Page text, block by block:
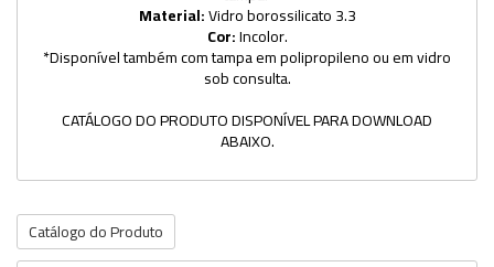
Material:Vidro borossilicato 3.3
Cor:Incolor.
*Disponível também com tampa em polipropileno ou em vidro
sob consulta.
CATÁLOGO DO PRODUTO DISPONÍVEL PARA DOWNLOAD
ABAIXO.
Catálogo do Produto